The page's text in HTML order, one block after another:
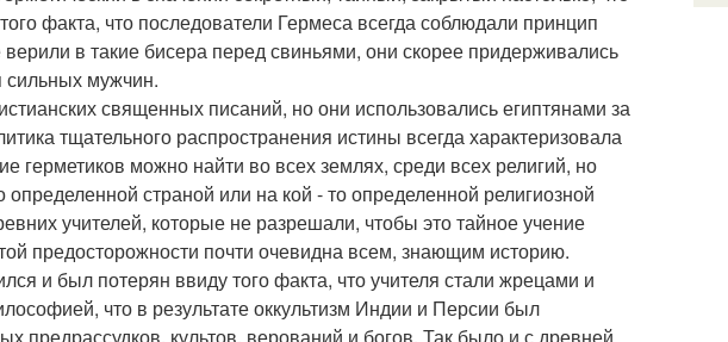
факта, что последователи Гермеса всегда соблюдали принцип
в такие бисера перед свиньями, они скорее придерживались
мужчин.
священных писаний, но они использовались египтянами за
тщательного распространения истины всегда характеризовала
герметиков можно найти во всех землях, среди всех религий, но
определенной страной или на кой - то определенной религиозной
учителей, которые не разрешали, чтобы это тайное учение
предосторожности почти очевидна всем, знающим историю.
и был потерян ввиду того факта, что учителя стали жрецами и
что в результате оккультизм Индии и Персии был